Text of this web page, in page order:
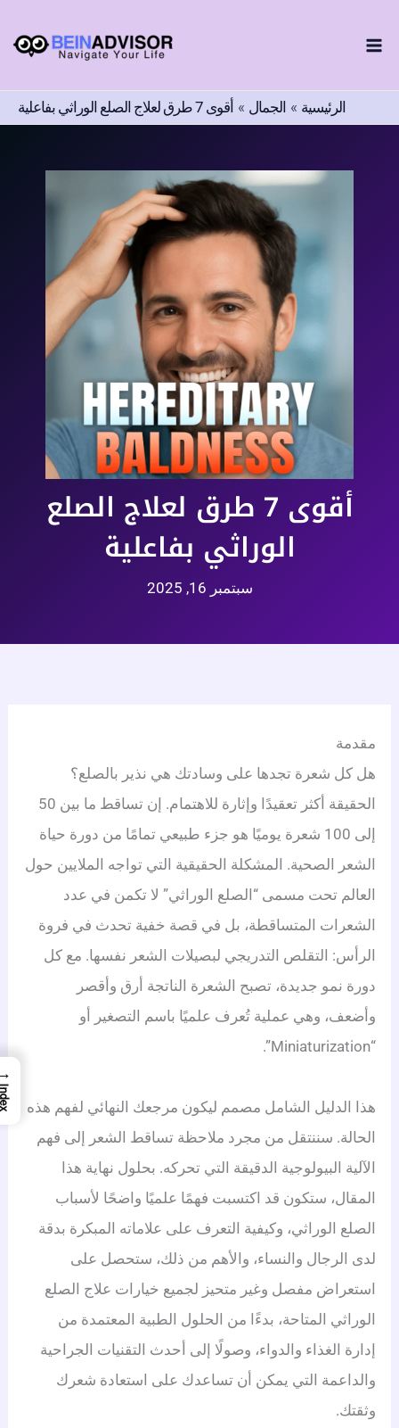
الرئيسية
الجمال أقوى 7 طرق لعلاج الصلع الوراثي بفاعلية
أقوى 7 طرق لعلاج الصلع
الوراثي بفاعلية
سبتمبر 16, 2025
مقدمة
هل كل شعرة تجدها على وسادتك هي نذير بالصلع؟
الحقيقة أكثر تعقيدًا وإثارة للاهتمام. إن تساقط ما بين 50
إلى 100 شعرة يوميًا هو جزء طبيعي تمامًا من دورة حياة
الشعر الصحية.المشكلة الحقيقية التي تواجه الملايين حول
العالم تحت مسمى “الصلع الوراثي” لا تكمن في عدد
الشعرات المتساقطة، بل في قصة خفية تحدث في فروة
الرأس: التقلص التدريجي لبصيلات الشعر نفسها. مع كل
دورة نمو جديدة، تصبح الشعرة الناتجة أرق وأقصر
وأضعف، وهي عملية تُعرف علميًا باسم التصغير أو
هذا الدليل الشامل مصمم ليكون مرجعك النهائي لفهم هذه
الحالة. سننتقل من مجرد ملاحظة تساقط الشعر إلى فهم
الآلية البيولوجية الدقيقة التي تحركه. بحلول نهاية هذا
المقال، ستكون قد اكتسبت فهمًا علميًا واضحًا لأسباب
الصلع الوراثي، وكيفية التعرف على علاماته المبكرة بدقة
لدى الرجال والنساء، والأهم من ذلك، ستحصل على
استعراض مفصل وغير متحيز لجميع خيارات علاج الصلع
الوراثي المتاحة، بدءًا من الحلول الطبية المعتمدة من
إدارة الغذاء والدواء، وصولًا إلى أحدث التقنيات الجراحية
والداعمة التي يمكن أن تساعدك على استعادة شعرك
وثقتك.